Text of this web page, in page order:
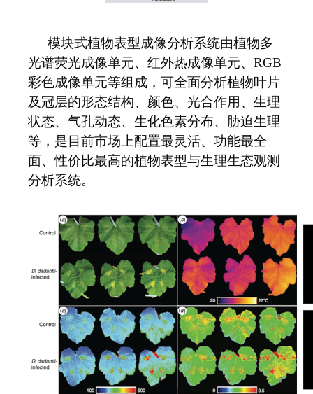
模块式植物表型成像分析系统由植物多
光谱荧光成像单元、红外热成像单元、RGB
彩色成像单元等组成，可全面分析植物叶片
及冠层的形态结构、颜色、光合作用、生理
状态、气孔动态、生化色素分布、胁迫生理
等，是目前市场上配置最灵活、功能最全
面、性价比最高的植物表型与生理生态观测
分析系统。